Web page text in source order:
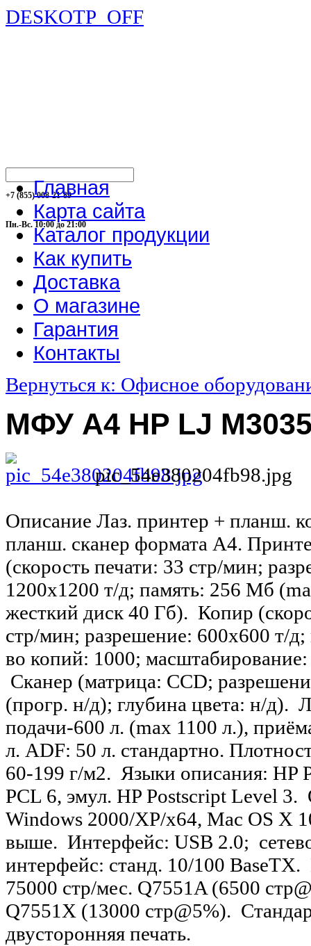
DESKOTP_OFF
+7 (855) 008-21-89
Пн.-Вс. 10:00 до 21:00
Главная
Карта сайта
Каталог продукции
Как купить
Доставка
О магазине
Гарантия
Контакты
Вернуться к: Офисное
МФУ А4 HP LJ
pic_54e380204fb98.jpg
Описание Лаз. принтер + планш.
планш. сканер формата А4.
(скорость печати: 33 стр/мин;
1200х1200 т/д; память: 256 Мб
жеcткий диск 40 Гб). Копир
стр/мин; разрешение: 600х600 т/д;
во копий: 1000;
Сканер (матрица: CCD;
(прогр. н/д); глубина цвета: н/д).
подачи-600 л. (max 1100 л.),
л. ADF: 50 л. стандартно.
60-199 г/м2. Языки описания: HP
PCL 6, эмул. HP Postscript Level
Windows 2000/XP/х64, Mac OS X
выше. Интерфейс: USB 2.0;
интерфейс: станд. 10/100 BaseTX.
75000 стр/мес. Q7551A (6500
Q7551X (13000 стр@5%).
двусторонняя печать.